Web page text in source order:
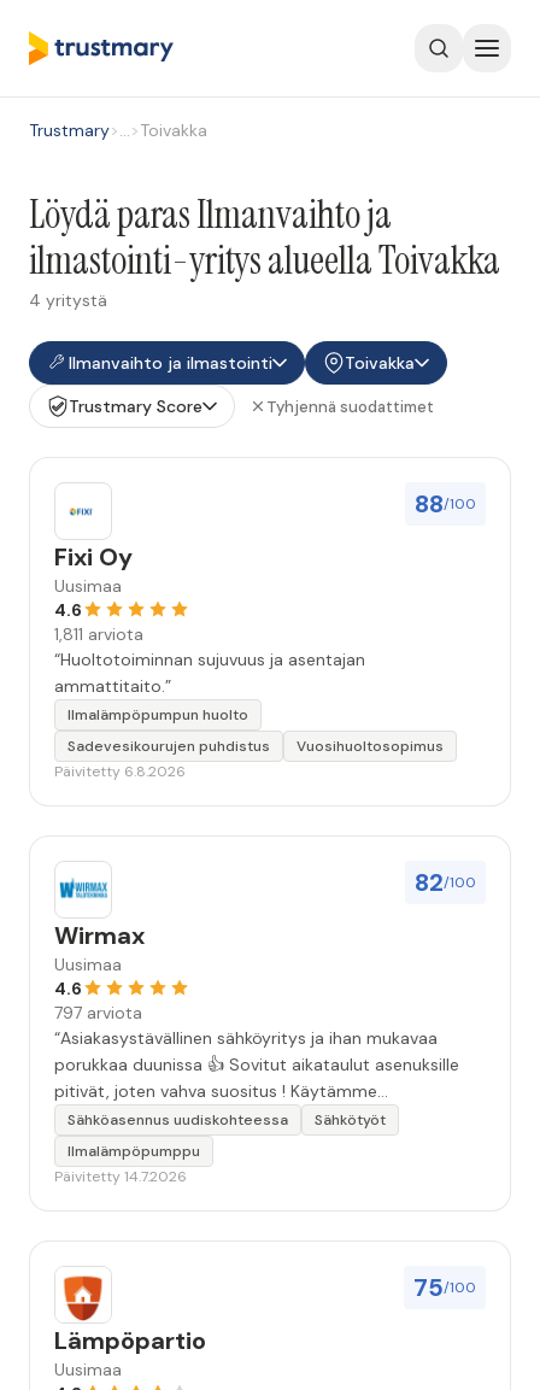
Trustmary>…>Toivakka
Löydä paras Ilmanvaihto ja
ilmastointi-yritys alueella Toivakka
4 yritystä
Ilmanvaihto ja ilmastointi
Toivakka
Trustmary Score
Tyhjennä suodattimet
88/100
Fixi Oy
Uusimaa
4.6
1,811 arviota
“Huoltotoiminnan sujuvuus ja asentajan
ammattitaito.”
Ilmalämpöpumpun huolto
Sadevesikourujen puhdistus
Vuosihuoltosopimus
Päivitetty 6.8.2026
82/100
Wirmax
Uusimaa
4.6
797 arviota
“Asiakasystävällinen sähköyritys ja ihan mukavaa
porukkaa duunissa 👍 Sovitut aikataulut asenuksille
pitivät, joten vahva suositus ! Käytämme
seuraavallakin kerralla!”
Sähköasennus uudiskohteessa
Sähkötyöt
Ilmalämpöpumppu
Päivitetty 14.7.2026
75/100
Lämpöpartio
Uusimaa